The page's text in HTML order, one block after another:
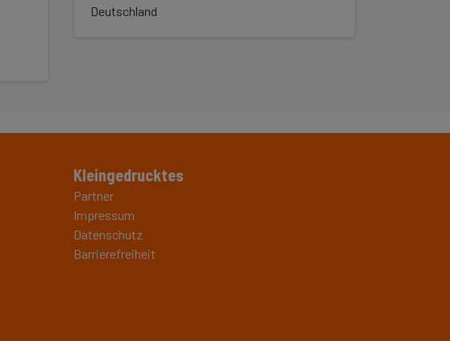
Deutschland
Kleingedrucktes
Partner
Impressum
Datenschutz
Barrierefreiheit